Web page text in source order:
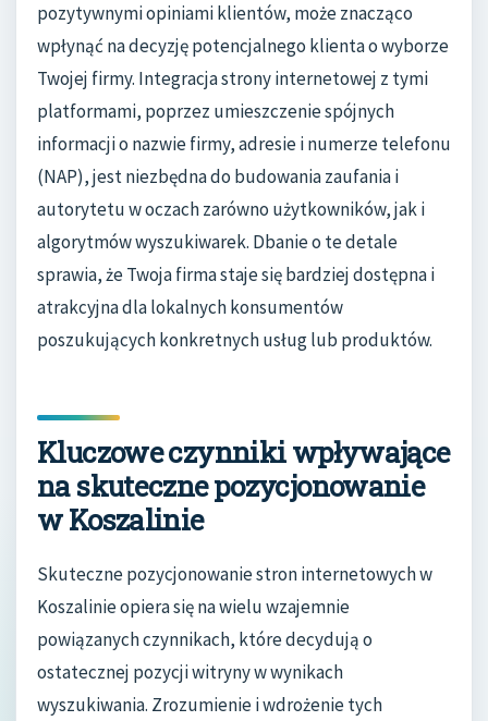
pozytywnymi opiniami klientów, może znacząco
wpłynąć na decyzję potencjalnego klienta o wyborze
Twojej firmy. Integracja strony internetowej z tymi
platformami, poprzez umieszczenie spójnych
informacji o nazwie firmy, adresie i numerze telefonu
(NAP), jest niezbędna do budowania zaufania i
autorytetu w oczach zarówno użytkowników, jak i
algorytmów wyszukiwarek. Dbanie o te detale
sprawia, że Twoja firma staje się bardziej dostępna i
atrakcyjna dla lokalnych konsumentów
poszukujących konkretnych usług lub produktów.
Kluczowe czynniki wpływające
na skuteczne pozycjonowanie
w Koszalinie
Skuteczne pozycjonowanie stron internetowych w
Koszalinie opiera się na wielu wzajemnie
powiązanych czynnikach, które decydują o
ostatecznej pozycji witryny w wynikach
wyszukiwania. Zrozumienie i wdrożenie tych